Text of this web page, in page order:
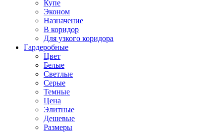
Купе
Эконом
Назначение
В коридор
Для узкого коридора
Гардеробные
Цвет
Белые
Светлые
Серые
Темные
Цена
Элитные
Дешевые
Размеры